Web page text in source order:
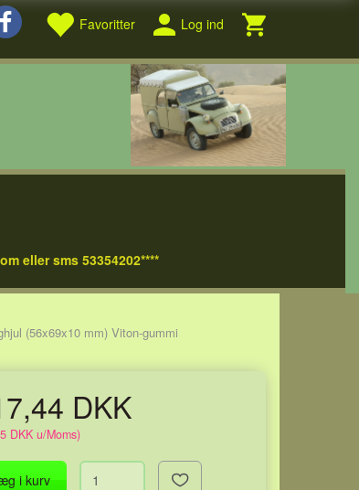
Favoritter Log ind
eller sms 53354202****
(56x69x10 mm) Viton-gummi
DKK
DKK u/Moms)
i kurv